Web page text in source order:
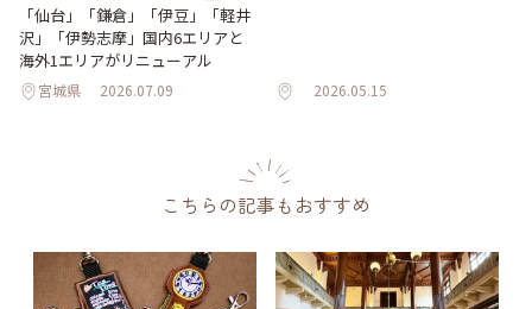
「仙台」「鎌倉」「伊豆」「軽井
沢」「伊勢志摩」国内6エリアと
海外1エリアがリニューアル
宮城県 2026.07.09 2026.05.15
こちらの記事もおすすめ